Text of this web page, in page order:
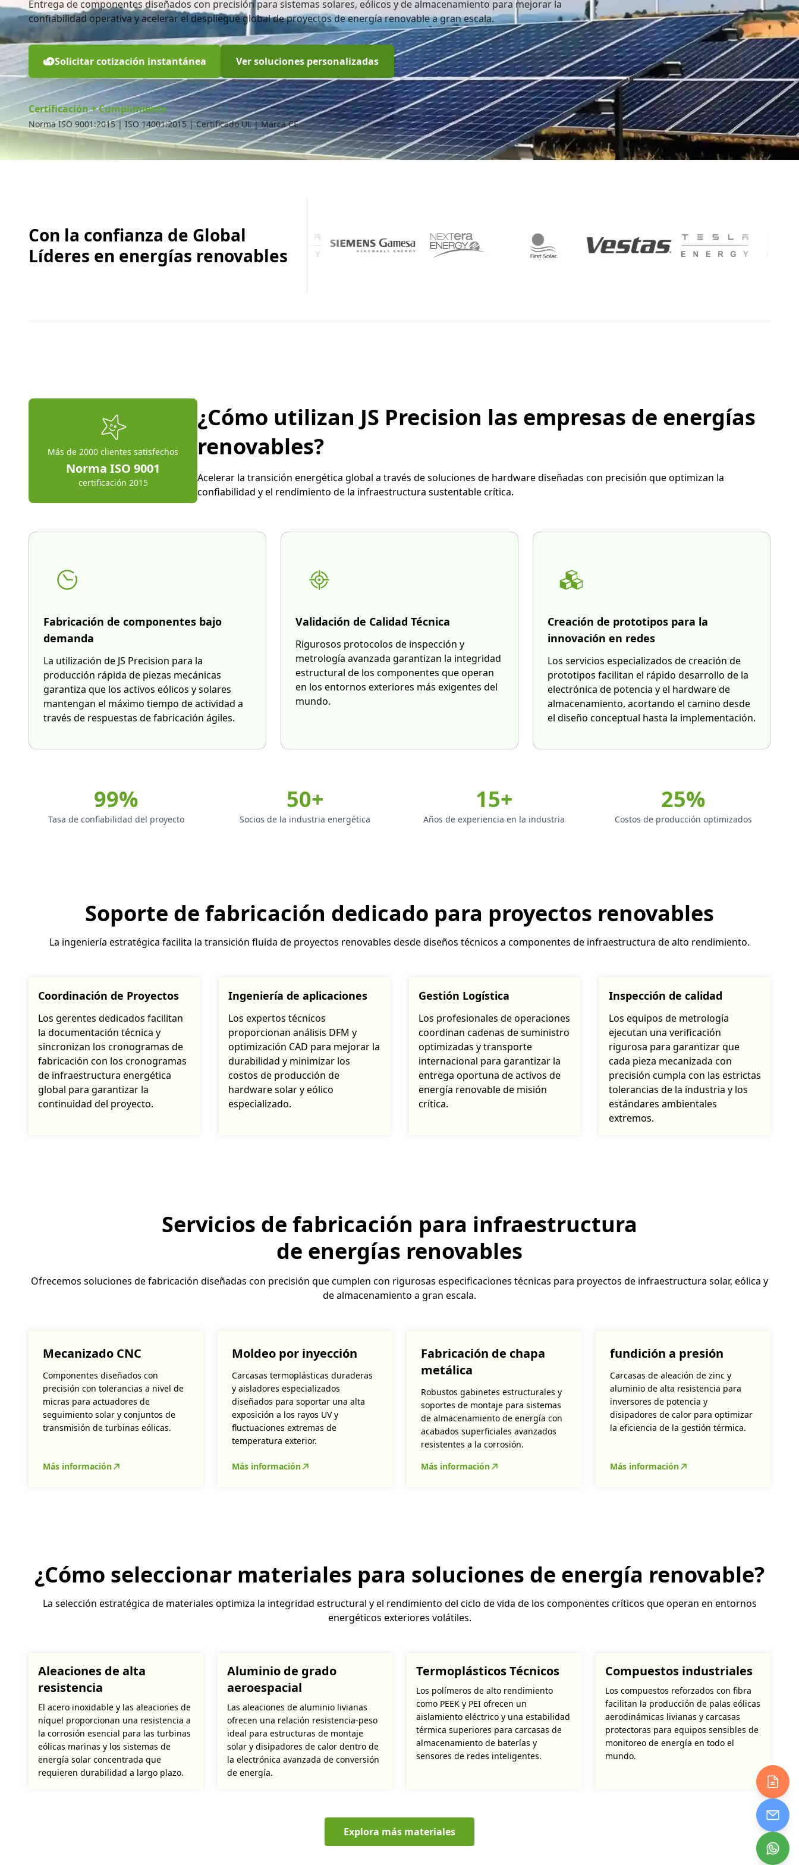
Entrega de componentes diseñados con precisión para sistemas solares, eólicos y de almacenamiento para mejorar la
confiabilidad operativa y acelerar el despliegue global de proyectos de energía renovable a gran escala.
Solicitar cotización instantánea Ver soluciones personalizadas
Certificación + Cumplimiento
Norma ISO 9001:2015 | ISO 14001:2015 | Certificado UL | Marca CE
Con la confianza de Global
Líderes en energías renovables
Más de 2000 clientes satisfechos
Norma ISO 9001
certificación 2015
¿Cómo utilizan JS Precision las empresas de energías
renovables?
Acelerar la transición energética global a través de soluciones de hardware diseñadas con precisión que optimizan la
confiabilidad y el rendimiento de la infraestructura sustentable crítica.
Fabricación de componentes bajo
demanda
La utilización de JS Precision para la
producción rápida de piezas mecánicas
garantiza que los activos eólicos y solares
mantengan el máximo tiempo de actividad a
través de respuestas de fabricación ágiles.
Validación de Calidad Técnica
Rigurosos protocolos de inspección y
metrología avanzada garantizan la integridad
estructural de los componentes que operan
en los entornos exteriores más exigentes del
mundo.
Creación de prototipos para la
innovación en redes
Los servicios especializados de creación de
prototipos facilitan el rápido desarrollo de la
electrónica de potencia y el hardware de
almacenamiento, acortando el camino desde
el diseño conceptual hasta la implementación.
99%
Tasa de confiabilidad del proyecto
50+
Socios de la industria energética
15+
Años de experiencia en la industria
25%
Costos de producción optimizados
Soporte de fabricación dedicado para proyectos renovables
La ingeniería estratégica facilita la transición fluida de proyectos renovables desde diseños técnicos a componentes de infraestructura de alto rendimiento.
Coordinación de Proyectos
Los gerentes dedicados facilitan
la documentación técnica y
sincronizan los cronogramas de
fabricación con los cronogramas
de infraestructura energética
global para garantizar la
continuidad del proyecto.
Ingeniería de aplicaciones
Los expertos técnicos
proporcionan análisis DFM y
optimización CAD para mejorar la
durabilidad y minimizar los
costos de producción de
hardware solar y eólico
especializado.
Gestión Logística
Los profesionales de operaciones
coordinan cadenas de suministro
optimizadas y transporte
internacional para garantizar la
entrega oportuna de activos de
energía renovable de misión
crítica.
Inspección de calidad
Los equipos de metrología
ejecutan una verificación
rigurosa para garantizar que
cada pieza mecanizada con
precisión cumpla con las estrictas
tolerancias de la industria y los
estándares ambientales
extremos.
Servicios de fabricación para infraestructura
de energías renovables
Ofrecemos soluciones de fabricación diseñadas con precisión que cumplen con rigurosas especificaciones técnicas para proyectos de infraestructura solar, eólica y
de almacenamiento a gran escala.
Mecanizado CNC
Componentes diseñados con
precisión con tolerancias a nivel de
micras para actuadores de
seguimiento solar y conjuntos de
transmisión de turbinas eólicas.
Más información
Moldeo por inyección
Carcasas termoplásticas duraderas
y aisladores especializados
diseñados para soportar una alta
exposición a los rayos UV y
fluctuaciones extremas de
temperatura exterior.
Más información
Fabricación de chapa
metálica
Robustos gabinetes estructurales y
soportes de montaje para sistemas
de almacenamiento de energía con
acabados superficiales avanzados
resistentes a la corrosión.
Más información
fundición a presión
Carcasas de aleación de zinc y
aluminio de alta resistencia para
inversores de potencia y
disipadores de calor para optimizar
la eficiencia de la gestión térmica.
Más información
¿Cómo seleccionar materiales para soluciones de energía renovable?
La selección estratégica de materiales optimiza la integridad estructural y el rendimiento del ciclo de vida de los componentes críticos que operan en entornos
energéticos exteriores volátiles.
Aleaciones de alta
resistencia
El acero inoxidable y las aleaciones de
níquel proporcionan una resistencia a
la corrosión esencial para las turbinas
eólicas marinas y los sistemas de
energía solar concentrada que
requieren durabilidad a largo plazo.
Aluminio de grado
aeroespacial
Las aleaciones de aluminio livianas
ofrecen una relación resistencia-peso
ideal para estructuras de montaje
solar y disipadores de calor dentro de
la electrónica avanzada de conversión
de energía.
Termoplásticos Técnicos
Los polímeros de alto rendimiento
como PEEK y PEI ofrecen un
aislamiento eléctrico y una estabilidad
térmica superiores para carcasas de
almacenamiento de baterías y
sensores de redes inteligentes.
Compuestos industriales
Los compuestos reforzados con fibra
facilitan la producción de palas eólicas
aerodinámicas livianas y carcasas
protectoras para equipos sensibles de
monitoreo de energía en todo el
mundo.
Explora más materiales